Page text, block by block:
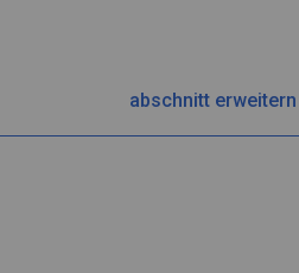
abschnitt erweitern